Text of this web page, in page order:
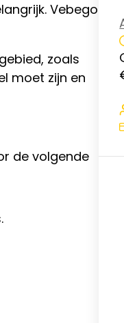
Vebego
zoals
moet zijn en
de volgende